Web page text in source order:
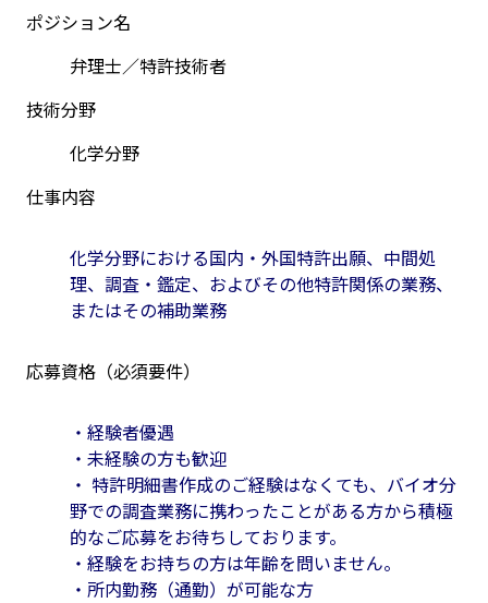
ポジション名
弁理士／特許技術者
技術分野
化学分野
仕事内容
化学分野における国内・外国特許出願、中間処
理、調査・鑑定、およびその他特許関係の業務、
またはその補助業務
応募資格（必須要件）
・経験者優遇
・未経験の方も歓迎
・ 特許明細書作成のご経験はなくても、バイオ分
野での調査業務に携わったことがある方から積極
的なご応募をお待ちしております。
・経験をお持ちの方は年齢を問いません。
・所内勤務（通勤）が可能な方